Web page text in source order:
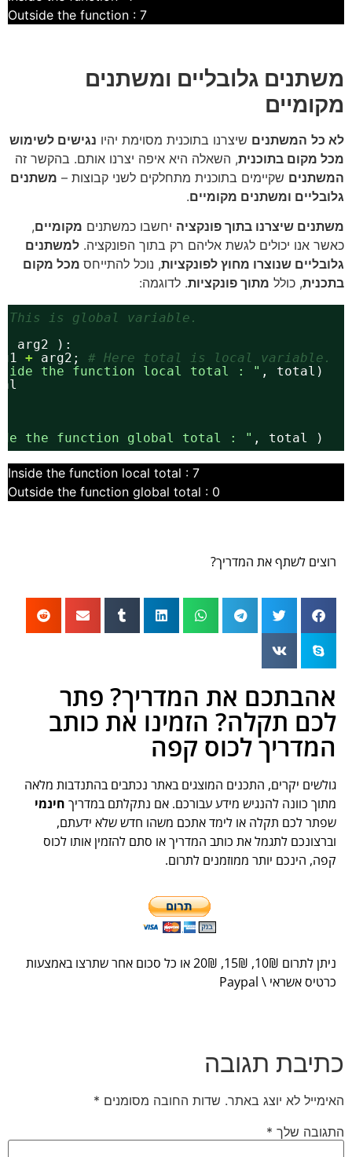
Outside the function : 7
משתנים גלובליים ומשתנים
מקומיים
לא כל המשתנים שיצרנו בתוכנית מסוימת יהיו נגישים לשימוש
מכל מקום בתוכנית, השאלה היא איפה יצרנו אותם. בהקשר זה
המשתנים שקיימים בתוכנית מתחלקים לשני קבוצות – משתנים
גלובליים ומשתנים מקומיים.
משתנים שיצרנו בתוך פונקציה יחשבו כמשתנים מקומיים,
כאשר אנו יכולים לגשת אליהם רק בתוך הפונקציה. למשתנים
גלובליים שנוצרו מחוץ לפונקציות, נוכל להתייחס מכל מקום
בתכנית, כולל מתוך פונקציות. לדוגמה:
This is global variable.
arg2 ):
+ arg2; # Here total is local variable.
the function local total : " , total)
the function global total : " , total )
Inside the function local total : 7
Outside the function global total : 0
רוצים לשתף את המדריך?
אהבתכם את המדריך? פתר
לכם תקלה? הזמינו את כותב
המדריך לכוס קפה
גולשים יקרים, התכנים המוצגים באתר נכתבים בהתנדבות מלאה
מתוך כוונה להנגיש מידע עבורכם. אם נתקלתם במדריך חינמי
שפתר לכם תקלה או לימד אתכם משהו חדש שלא ידעתם,
וברצונכם לתגמל את כותב המדריך או סתם להזמין אותו לכוס
קפה, הינכם יותר ממוזמנים לתרום.
ניתן לתרום 10 ₪
, 15
₪
, 20
₪
או כל סכום אחר שתרצו באמצעות
כרטיס אשראי \ Paypal
כתיבת תגובה
האימייל לא יוצג באתר. שדות החובה מסומנים *
התגובה שלך *